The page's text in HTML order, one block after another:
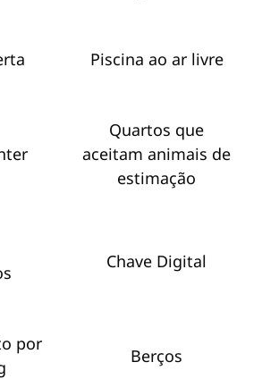
Piscina ao ar livre
Quartos que
aceitam animais de
estimação
Chave Digital
por
Berços